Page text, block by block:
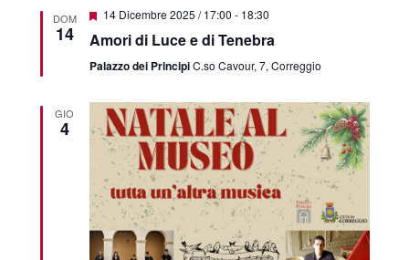
DOM
14
Featured
14 Dicembre 2025 / 17:00 - 18:30
Amori di Luce e di Tenebra
Palazzo dei PrincipiC.so Cavour, 7, Correggio
GIO
4